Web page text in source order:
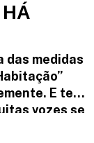
das medidas
E tem
vozes se
medida